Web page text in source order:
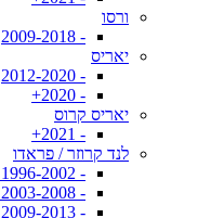
ורסו
- 2009-2018
יאריס
- 2012-2020
- 2020+
יאריס קרוס
- 2021+
לנד קרוזר / פראדו
- 1996-2002 (J90)
- 2003-2008 (J120)
- 2009-2013 (J150)